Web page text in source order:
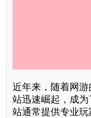
近年来，随着网
站迅速崛起，成
站通常提供专业